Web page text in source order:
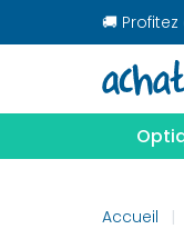
🚚
Accueil